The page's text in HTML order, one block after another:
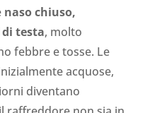
naso chiuso,
testa, molto
febbre e tosse. Le
acquose,
diventano